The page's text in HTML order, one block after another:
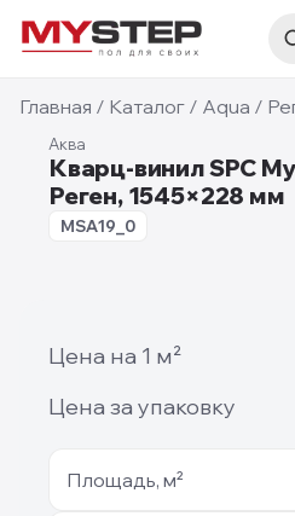
Главная / Каталог / Aqua /
5.5mm
Аква
Кварц-винил SPC
Реген, 1545×228 мм
MSA19_0
Цена на 1 м²
Цена за упаковку
Площадь, м²